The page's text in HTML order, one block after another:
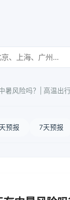
暑风险吗？| 高温出
预报 7天预报